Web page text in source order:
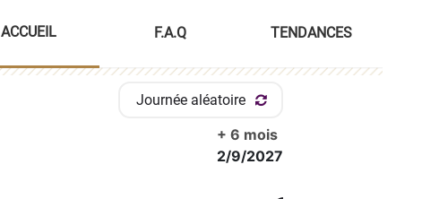
ACCUEIL F.A.Q TENDANCES
Journée aléatoire
+ 6 mois
2/9/2027